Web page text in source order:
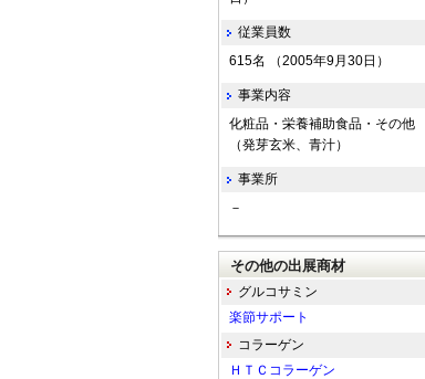
従業員数
615名 （2005年9月30日）
事業内容
化粧品・栄養補助食品・その他
（発芽玄米、青汁）
事業所
－
その他の出展商材
グルコサミン
楽節サポート
コラーゲン
ＨＴＣコラーゲン